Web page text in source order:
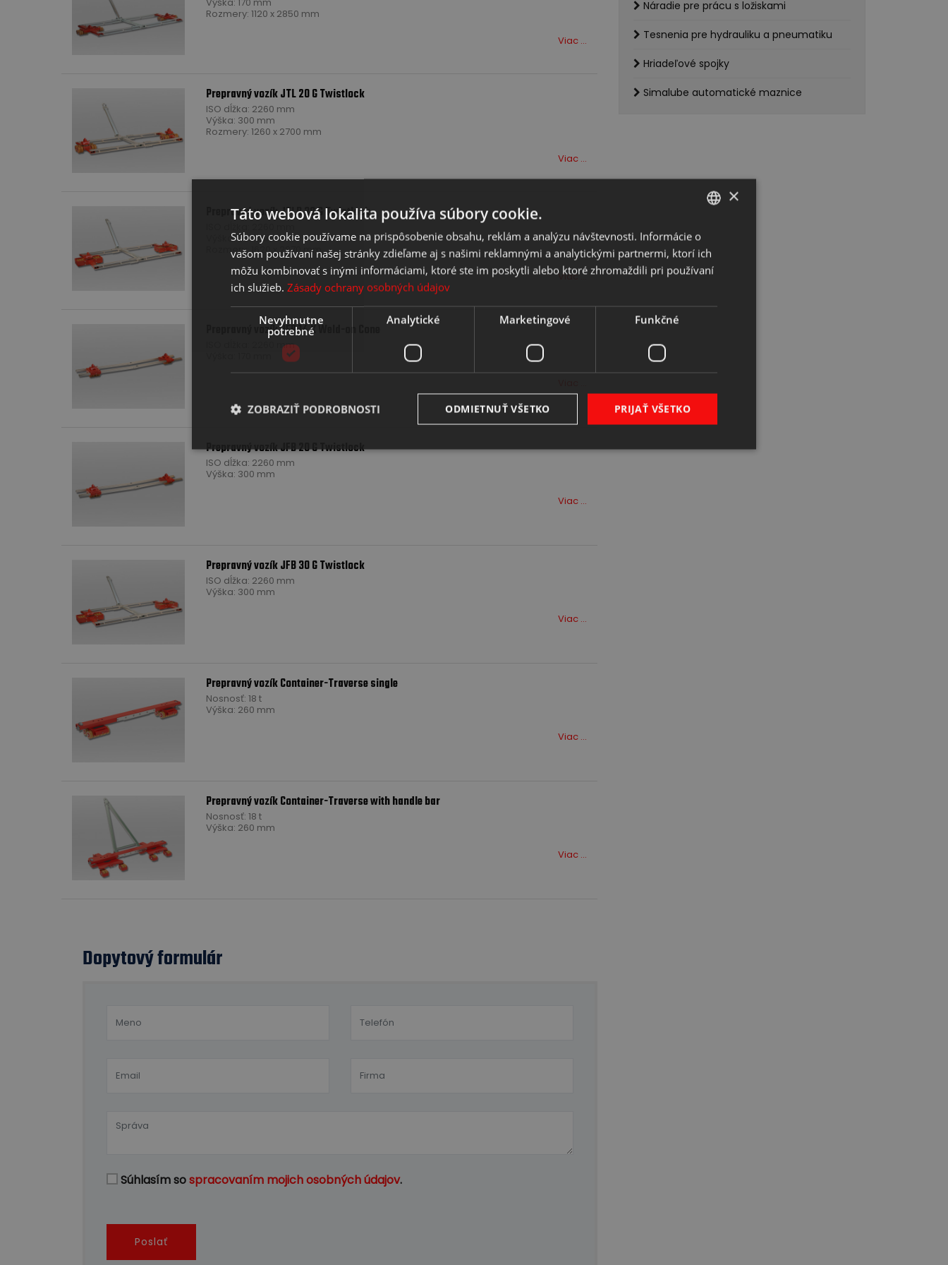
Rozmery: 1120 x 2850 mm
Viac ...
Prepravný vozík JTL 20 G Twistlock
ISO dĺžka: 2260 mm
Výška: 300 mm
Rozmery: 1260 x 2700 mm
Viac ...
Prepravný vozík JTLB 30 G Twistlock
Výška: 300 mm
Rozmery: 1620 x 2870 mm
Viac ...
Prepravný vozík JFB 14 K Weld-on Cone
ISO dĺžka: 2260 mm
Prepravný vozík JFB 20 G Twistlock
ISO dĺžka: 2260 mm
Výška: 300 mm
Viac ...
Prepravný vozík JFB 30 G Twistlock
ISO dĺžka: 2260 mm
Výška: 300 mm
Viac ...
Prepravný vozík Container-Traverse single
Nosnosť: 18 t
Výška: 260 mm
Viac ...
Prepravný vozík Container-Traverse with handle bar
Nosnosť: 18 t
Výška: 260 mm
Viac ...
Dopytový formulár
Súhlasím sospracovaním mojich osobných údajov.
Poslať
Náradie pre prácu s ložiskami
Tesnenia pre hydrauliku a pneumatiku
Hriadeľové spojky
Simalube automatické maznice
SLOVAK
ENGLISH
×
Táto webová lokalita používa súbory cookie.
Súbory cookie používame na prispôsobenie obsahu, reklám a analýzu návštevnosti. Informácie o
vašom používaní našej stránky zdieľame aj s našimi reklamnými a analytickými partnermi, ktorí ich
môžu kombinovať s inými informáciami, ktoré ste im poskytli alebo ktoré zhromaždili pri používaní
ich služieb. Zásady ochrany osobných údajov
Nevyhnutne
potrebné
Analytické Marketingové Funkčné
PRIJAŤ VŠETKO
ODMIETNUŤ VŠETKO
ZOBRAZIŤ PODROBNOSTI